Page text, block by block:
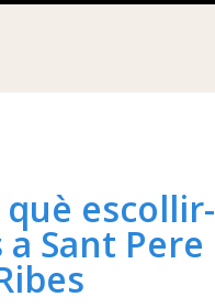
què escollir-
a Sant Pere